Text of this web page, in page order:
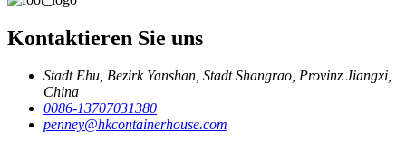
Kontaktieren Sie uns
Stadt Ehu, Bezirk Yanshan, Stadt Shangrao, Provinz Jiangxi,
China
0086-13707031380
penney@hkcontainerhouse.com